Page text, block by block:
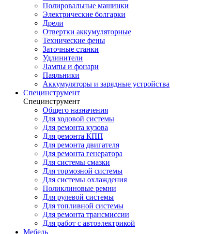
Полировальные машинки
Электрические болгарки
Дрели
Отвертки аккумуляторные
Технические фены
Заточные станки
Удлинители
Лампы и фонари
Паяльники
Аккумуляторы и зарядные устройства
Специнструмент
Специнструмент
Общего назначения
Для ходовой системы
Для ремонта кузова
Для ремонта КПП
Для ремонта двигателя
Для ремонта генератора
Для системы смазки
Для тормозной системы
Для системы охлаждения
Поликлиновые ремни
Для рулевой системы
Для топливной системы
Для ремонта трансмиссии
Для работ с автоэлектрикой
Мебель